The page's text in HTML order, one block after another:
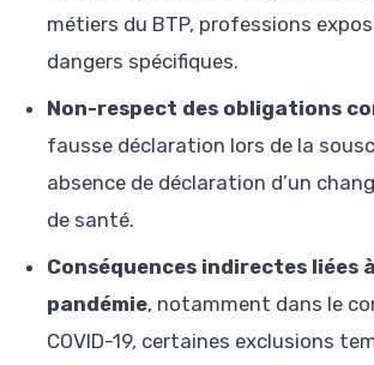
métiers du BTP, professions
dangers spécifiques.
Non-respect des obligations
fausse déclaration lors de la
absence de déclaration d’un
de santé.
Conséquences indirectes liées
pandémie, notamment dans le
COVID-19, certaines exclusions